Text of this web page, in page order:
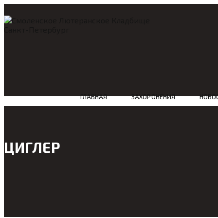
ГЛАВНАЯ ЗАХОРОНЕНИЯ
ЦИГЛЕР